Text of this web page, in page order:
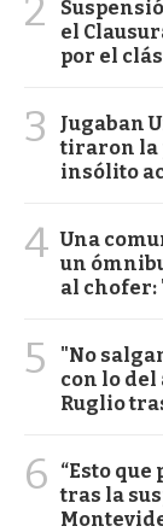
2
el
por el
3
Jugaban
tiraron la
insólito
4 Una
un
al chofer:
5
"No
con lo del
Ruglio
6
“Esto que
tras la